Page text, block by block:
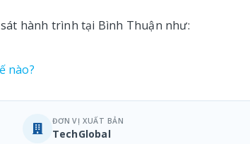
hành trình tại Bình Thuận như:
nào?
ĐƠN VỊ XUẤT BẢN
TechGlobal